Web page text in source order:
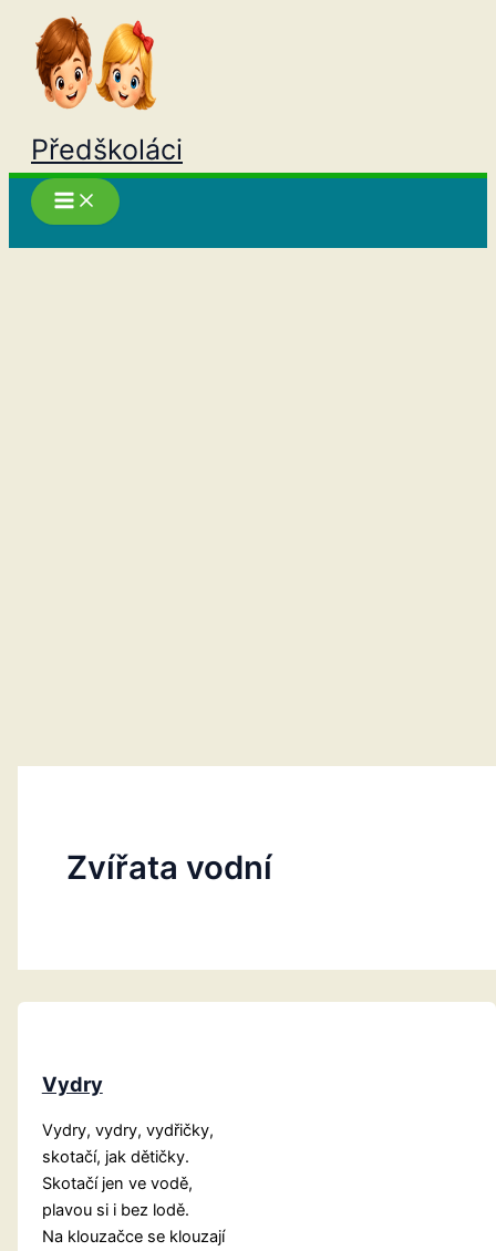
Přeskočit
obsah
Předškoláci
Zvířata vodní
Vydry
Vydry, vydry, vydřičky,
skotačí, jak dětičky.
Skotačí jen ve vodě,
plavou si i bez lodě.
Na klouzačce se klouzají